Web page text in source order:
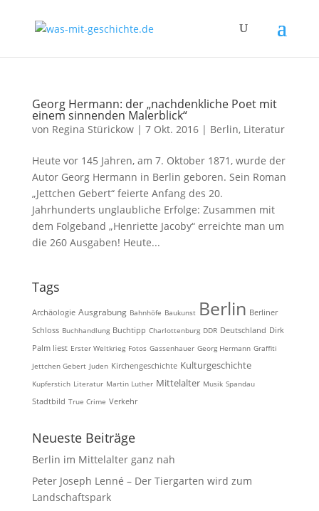
Georg Hermann: der „nachdenkliche Poet mit
einem sinnenden Malerblick“
von Regina Stürickow| 7 Okt. 2016| Berlin, Literatur
Heute vor 145 Jahren, am 7. Oktober 1871, wurde der
Autor Georg Hermann in Berlin geboren. Sein Roman
„Jettchen Gebert“ feierte Anfang des 20.
Jahrhunderts unglaubliche Erfolge: Zusammen mit
dem Folgeband „Henriette Jacoby“ erreichte man um
die 260 Ausgaben! Heute...
Tags
Archäologie Ausgrabung Bahnhöfe Baukunst Berlin Berliner
Schloss Buchhandlung Buchtipp Charlottenburg DDR Deutschland Dirk
Palm liest Erster Weltkrieg Fotos Gassenhauer Georg Hermann Graffiti
Jettchen Gebert Juden Kirchengeschichte Kulturgeschichte
Kupferstich Literatur Martin Luther Mittelalter Musik Spandau
Stadtbild True Crime Verkehr
Neueste Beiträge
Berlin im Mittelalter ganz nah
Peter Joseph Lenné – Der Tiergarten wird zum
Landschaftspark